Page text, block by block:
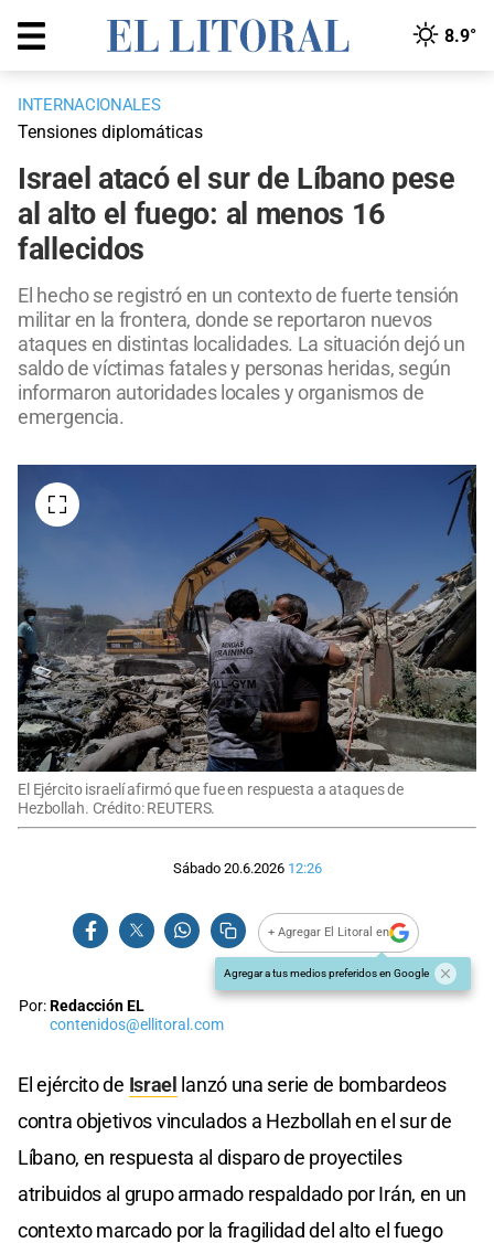
8.9°
INTERNACIONALES
Tensiones diplomáticas
Israel atacó el sur de Líbano pese
al alto el fuego: al menos 16
fallecidos
El hecho se registró en un contexto de fuerte tensión
militar en la frontera, donde se reportaron nuevos
ataques en distintas localidades. La situación dejó un
saldo de víctimas fatales y personas heridas, según
informaron autoridades locales y organismos de
emergencia.
El Ejército israelí afirmó que fue en respuesta a ataques de
Hezbollah. Crédito: REUTERS.
Sábado 20.6.2026 12:26
+ Agregar El Litoral en
Agregar a tus medios preferidos en Google
Por:Redacción EL
contenidos@ellitoral.com
El ejército de Israel lanzó una serie de bombardeos
contra objetivos vinculados a Hezbollah en el sur de
Líbano, en respuesta al disparo de proyectiles
atribuidos al grupo armado respaldado por Irán, en un
contexto marcado por la fragilidad del alto el fuego